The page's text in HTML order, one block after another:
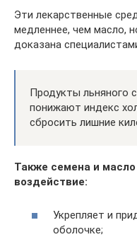
Эти лекарственные
медленнее, чем масло,
доказана
Продукты льняного
понижают индекс
сбросить лишние
Также семена и
воздействие:
Укрепляет и
оболочке;